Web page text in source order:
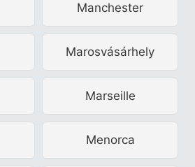
Manchester
Marosvásárhely
Marseille
Menorca